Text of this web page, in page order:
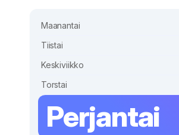
Maanantai
Tiistai
Keskiviikko
Torstai
Perjantai